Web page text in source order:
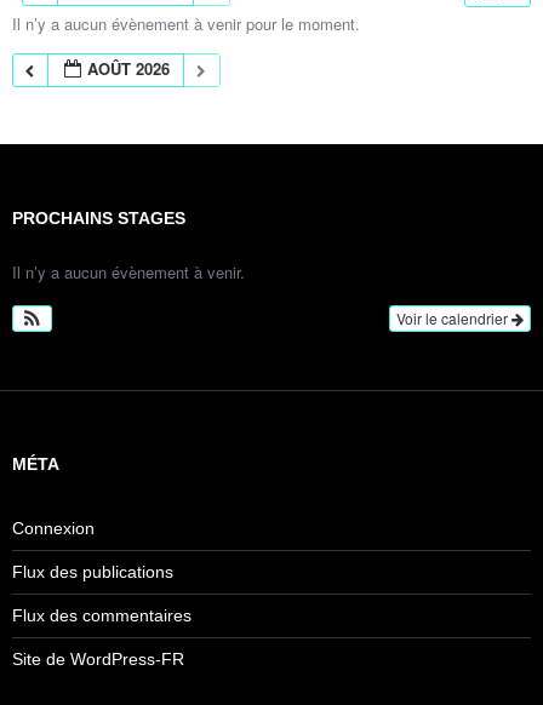
Il n’y a aucun évènement à venir pour le moment.
AOÛT 2026
PROCHAINS STAGES
Il n’y a aucun évènement à venir.
Voir le calendrier
MÉTA
Connexion
Flux des publications
Flux des commentaires
Site de WordPress-FR